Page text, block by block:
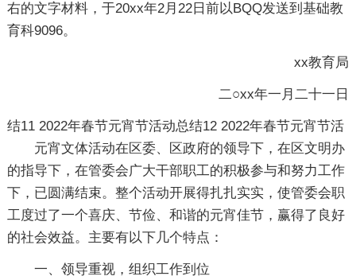
右的文字材料，于20xx年2月22日前以BQQ发送到基础教
育科9096。
xx教育局
二○xx年一月二十一日
结11
元宵文体活动在区委、区政府的领导下，在区文明办
的指导下，在管委会广大干部职工的积极参与和努力工作
下，已圆满结束。整个活动开展得扎扎实实，使管委会职
工度过了一个喜庆、节俭、和谐的元宵佳节，赢得了良好
的社会效益。主要有以下几个特点：
一、领导重视，组织工作到位
2022年春节元宵节活动总结12 2022年春节元宵节活